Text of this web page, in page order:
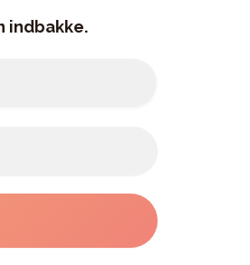
indbakke.